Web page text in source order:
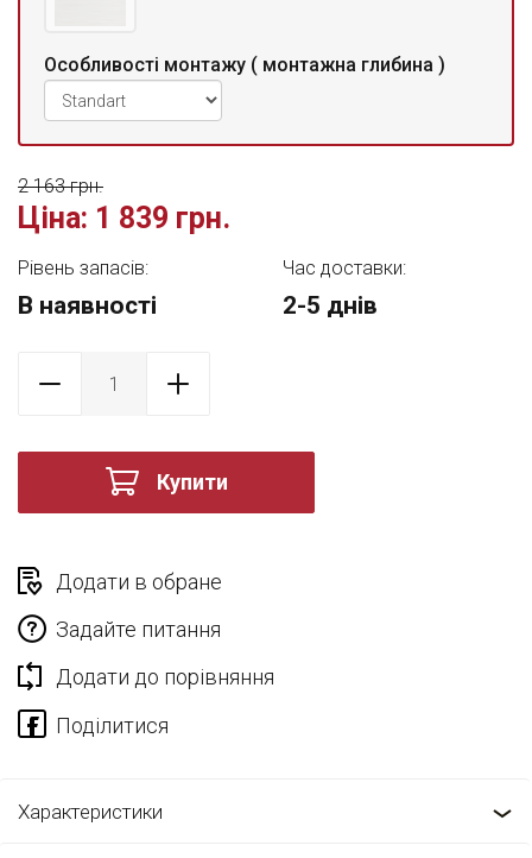
Особливості монтажу ( монтажна глибина )
Ціна: 1 839 грн.
2 163 грн.
Рівень запасів:
В наявності
Час доставки:
2-5 днів
Купити
Додати в обране
Задайте питання
Додати до порівняння
Характеристики